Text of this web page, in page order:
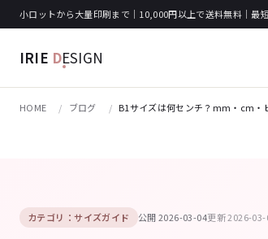
小ロットから大量印刷まで｜10,000円以上で送料無料｜最
IRIE DESIGN
HOME ブログ B1サイズは何センチ？mm・cm・
カテゴリ：サイズガイド 公開 2026-03-04更新 2026-03-